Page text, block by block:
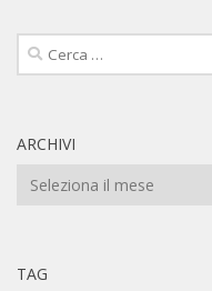
Ricerca
per:
ARCHIVI
Archivi
TAG